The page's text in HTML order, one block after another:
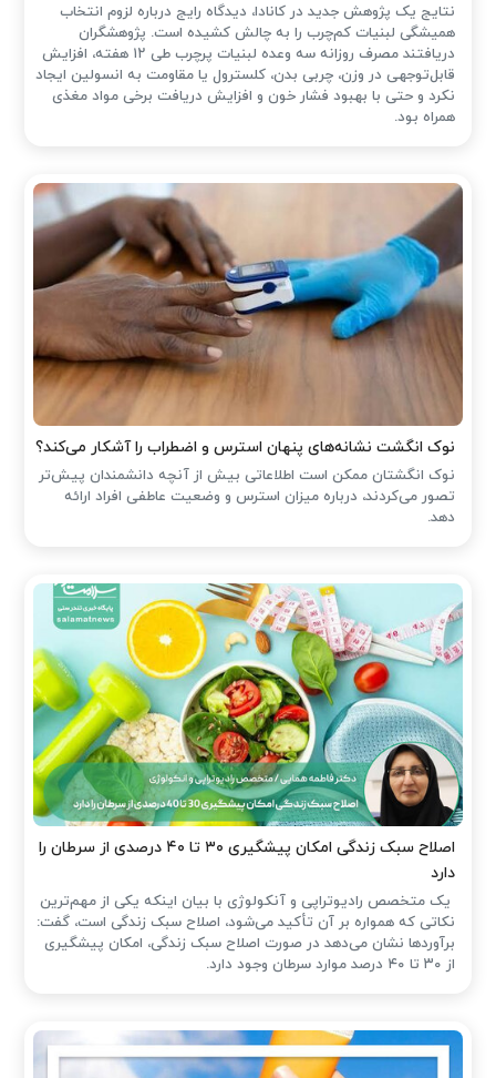
نتایج یک پژوهش جدید در کانادا، دیدگاه رایج درباره لزوم انتخاب
همیشگی لبنیات کم‌چرب را به چالش کشیده است. پژوهشگران
دریافتند مصرف روزانه سه وعده لبنیات پرچرب طی ۱۲ هفته، افزایش
قابل‌توجهی در وزن، چربی بدن، کلسترول یا مقاومت به انسولین ایجاد
نکرد و حتی با بهبود فشار خون و افزایش دریافت برخی مواد مغذی
همراه بود.
نوک انگشت نشانه‌های پنهان استرس و اضطراب را آشکار می‌کند؟
نوک انگشتان ممکن است اطلاعاتی بیش از آنچه دانشمندان پیش‌تر
تصور می‌کردند، درباره میزان استرس و وضعیت عاطفی افراد ارائه
دهد.
اصلاح سبک زندگی امکان پیشگیری ۳۰ تا ۴۰ درصدی از سرطان را
دارد
یک متخصص رادیوتراپی و آنکولوژی با بیان اینکه یکی از مهم‌ترین
نکاتی که همواره بر آن تأکید می‌شود، اصلاح سبک زندگی است، گفت:
برآوردها نشان می‌دهد در صورت اصلاح سبک زندگی، امکان پیشگیری
از ۳۰ تا ۴۰ درصد موارد سرطان وجود دارد.